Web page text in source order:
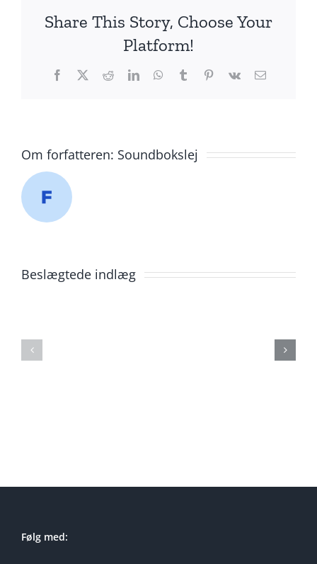
Share This Story, Choose Your
Platform!
Facebook
X RedditLinkedInWhatsApp
TumblrPinterest
Vk
E-
Om forfatteren: Soundbokslej
Beslægtede indlæg
soundboks
Følg med: